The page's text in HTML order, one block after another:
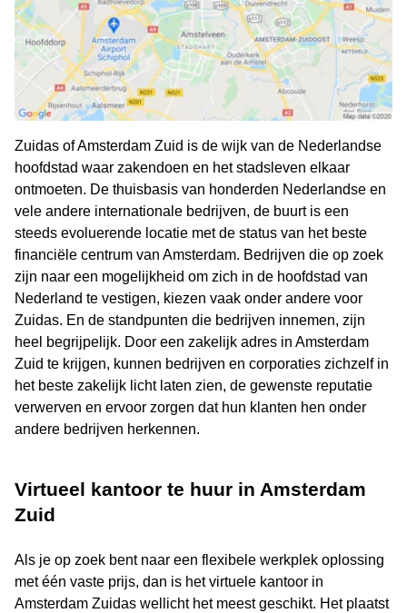
Zuidas of Amsterdam Zuid is de wijk van de Nederlandse
hoofdstad waar zakendoen en het stadsleven elkaar
ontmoeten. De thuisbasis van honderden Nederlandse en
vele andere internationale bedrijven, de buurt is een
steeds evoluerende locatie met de status van het beste
financiële centrum van Amsterdam. Bedrijven die op zoek
zijn naar een mogelijkheid om zich in de hoofdstad van
Nederland te vestigen, kiezen vaak onder andere voor
Zuidas. En de standpunten die bedrijven innemen, zijn
heel begrijpelijk. Door een zakelijk adres in Amsterdam
Zuid te krijgen, kunnen bedrijven en corporaties zichzelf in
het beste zakelijk licht laten zien, de gewenste reputatie
verwerven en ervoor zorgen dat hun klanten hen onder
andere bedrijven herkennen.
Virtueel kantoor te huur in Amsterdam
Zuid
Als je op zoek bent naar een flexibele werkplek oplossing
met één vaste prijs, dan is het virtuele kantoor in
Amsterdam Zuidas wellicht het meest geschikt. Het plaatst